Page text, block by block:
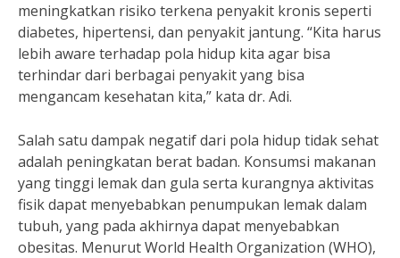
meningkatkan risiko terkena penyakit kronis seperti
diabetes, hipertensi, dan penyakit jantung. “Kita harus
lebih aware terhadap pola hidup kita agar bisa
terhindar dari berbagai penyakit yang bisa
mengancam kesehatan kita,” kata dr. Adi.
Salah satu dampak negatif dari pola hidup tidak sehat
adalah peningkatan berat badan. Konsumsi makanan
yang tinggi lemak dan gula serta kurangnya aktivitas
fisik dapat menyebabkan penumpukan lemak dalam
tubuh, yang pada akhirnya dapat menyebabkan
obesitas. Menurut World Health Organization (WHO),